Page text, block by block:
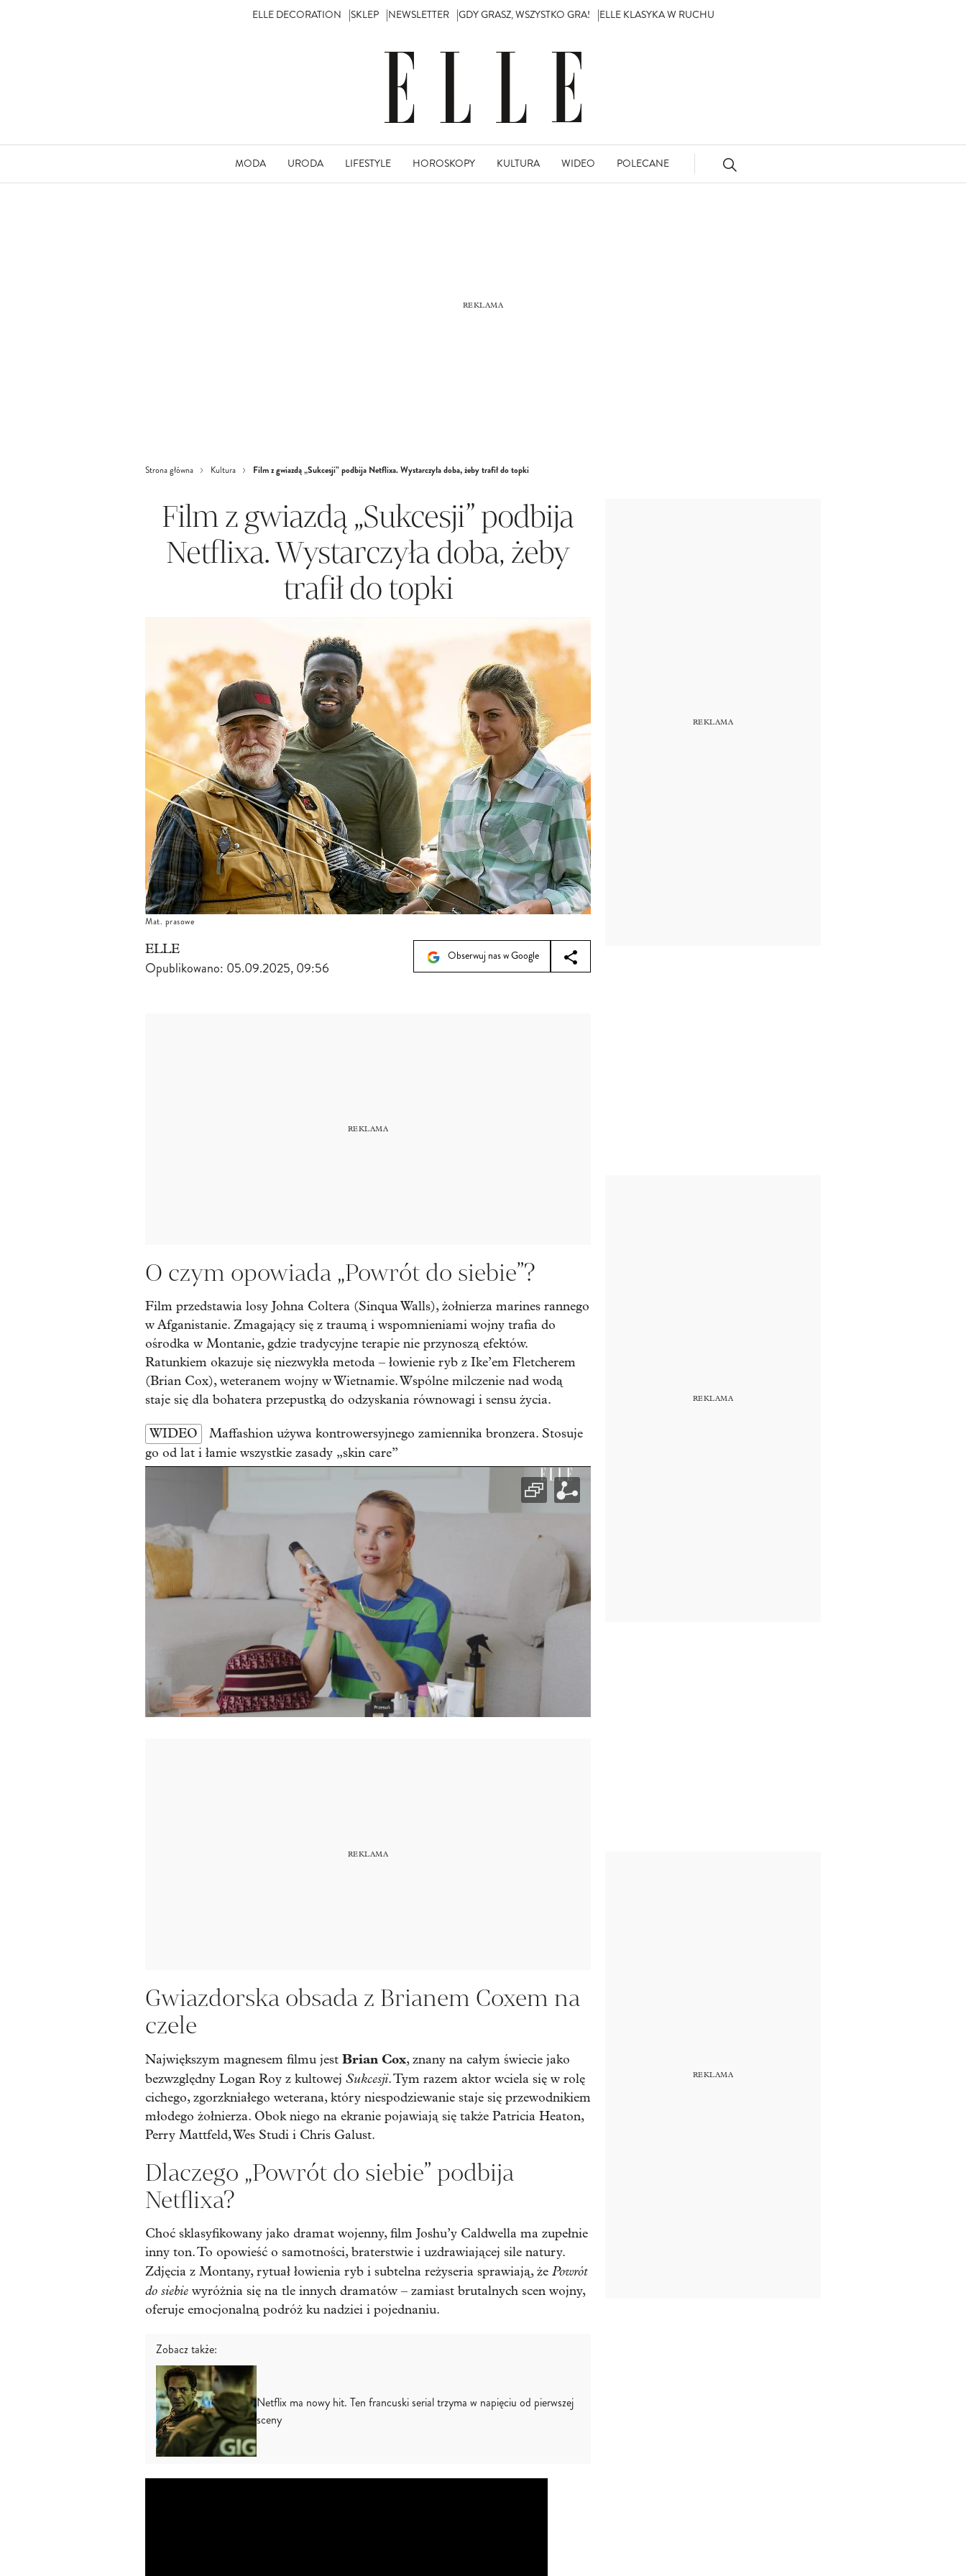
ELLE DECORATION SKLEP NEWSLETTER GDY GRASZ, WSZYSTKO GRA! ELLE KLASYKA W RUCHU
MODA URODA LIFESTYLE HOROSKOPY KULTURA WIDEO POLECANE
Strona główna Kultura Film z gwiazdą „Sukcesji” podbija Netflixa. Wystarczyła doba, żeby trafił do topki
Film z gwiazdą „Sukcesji” podbija
Netflixa. Wystarczyła doba, żeby
trafił do topki
Mat. prasowe
ELLE
Opublikowano: 05.09.2025, 09:56
Obserwuj nas w Google
O czym opowiada „Powrót do siebie”?
Film przedstawia losy Johna Coltera (Sinqua Walls), żołnierza marines rannego
w Afganistanie. Zmagający się z traumą i wspomnieniami wojny trafia do
ośrodka w Montanie, gdzie tradycyjne terapie nie przynoszą efektów.
Ratunkiem okazuje się niezwykła metoda – łowienie ryb z Ike’em Fletcherem
(Brian Cox), weteranem wojny w Wietnamie. Wspólne milczenie nad wodą
staje się dla bohatera przepustką do odzyskania równowagi i sensu życia.
WIDEO
Maffashion używa kontrowersyjnego zamiennika bronzera. Stosuje
go od lat i łamie wszystkie zasady „skin care”
Gwiazdorska obsada z Brianem Coxem na
czele
Największym magnesem filmu jest Brian Cox, znany na całym świecie jako
bezwzględny Logan Roy z kultowej Sukcesji. Tym razem aktor wciela się w rolę
cichego, zgorzkniałego weterana, który niespodziewanie staje się przewodnikiem
młodego żołnierza. Obok niego na ekranie pojawiają się także Patricia Heaton,
Perry Mattfeld, Wes Studi i Chris Galust.
Dlaczego „Powrót do siebie” podbija
Netflixa?
Choć sklasyfikowany jako dramat wojenny, film Joshu’y Caldwella ma zupełnie
inny ton. To opowieść o samotności, braterstwie i uzdrawiającej sile natury.
Zdjęcia z Montany, rytuał łowienia ryb i subtelna reżyseria sprawiają, że Powrót
do siebie wyróżnia się na tle innych dramatów – zamiast brutalnych scen wojny,
oferuje emocjonalną podróż ku nadziei i pojednaniu.
Zobacz także:
Netflix ma nowy hit. Ten francuski serial trzyma w napięciu od pierwszej
sceny